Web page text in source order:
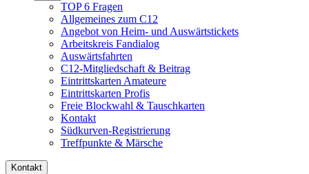
TOP 6 Fragen
Allgemeines zum C12
Angebot von Heim- und Auswärtstickets
Arbeitskreis Fandialog
Auswärtsfahrten
C12-Mitgliedschaft & Beitrag
Eintrittskarten Amateure
Eintrittskarten Profis
Freie Blockwahl & Tauschkarten
Kontakt
Südkurven-Registrierung
Treffpunkte & Märsche
Kontakt